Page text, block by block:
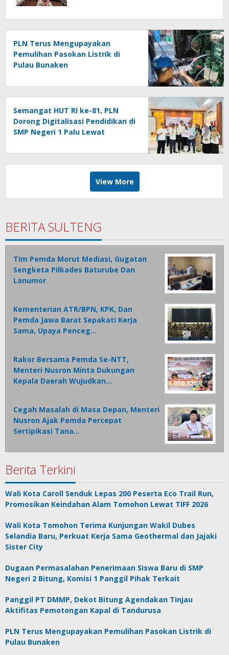
PLN Terus Mengupayakan
Pemulihan Pasokan Listrik di
Pulau Bunaken
Semangat HUT RI ke-81, PLN
Dorong Digitalisasi Pendidikan di
SMP Negeri 1 Palu Lewat
View More
BERITA SULTENG
Tim Pemda Morut Mediasi, Gugatan
Sengketa Pilkades Baturube Dan
Lanumor
Kementerian ATR/BPN, KPK, Dan
Pemda Jawa Barat Sepakati Kerja
Sama, Upaya Penceg…
Rakor Bersama Pemda Se-NTT,
Menteri Nusron Minta Dukungan
Kepala Daerah Wujudkan…
Cegah Masalah di Masa Depan, Menteri
Nusron Ajak Pemda Percepat
Sertipikasi Tana…
Berita Terkini
Wali Kota Caroll Senduk Lepas 200 Peserta Eco Trail Run,
Promosikan Keindahan Alam Tomohon Lewat TIFF 2026
Wali Kota Tomohon Terima Kunjungan Wakil Dubes
Selandia Baru, Perkuat Kerja Sama Geothermal dan Jajaki
Sister City
Dugaan Permasalahan Penerimaan Siswa Baru di SMP
Negeri 2 Bitung, Komisi 1 Panggil Pihak Terkait
Panggil PT DMMP, Dekot Bitung Agendakan Tinjau
Aktifitas Pemotongan Kapal di Tandurusa
PLN Terus Mengupayakan Pemulihan Pasokan Listrik di
Pulau Bunaken